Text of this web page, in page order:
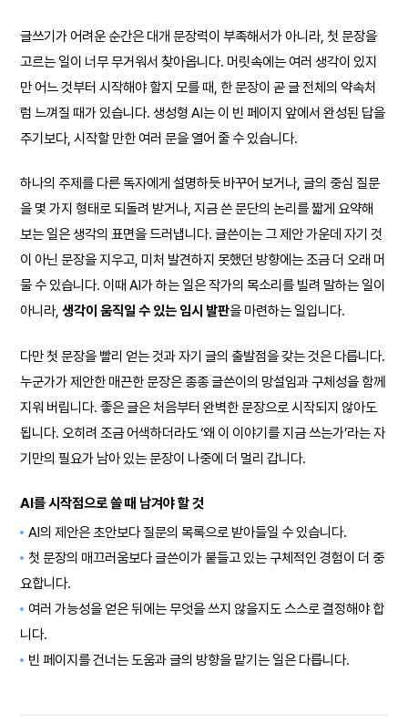
글쓰기가 어려운 순간은 대개 문장력이 부족해서가 아니라, 첫 문장을
고르는 일이 너무 무거워서 찾아옵니다. 머릿속에는 여러 생각이 있지
만 어느 것부터 시작해야 할지 모를 때, 한 문장이 곧 글 전체의 약속처
럼 느껴질 때가 있습니다. 생성형 AI는 이 빈 페이지 앞에서 완성된 답을
주기보다, 시작할 만한 여러 문을 열어 줄 수 있습니다.
하나의 주제를 다른 독자에게 설명하듯 바꾸어 보거나, 글의 중심 질문
을 몇 가지 형태로 되돌려 받거나, 지금 쓴 문단의 논리를 짧게 요약해
보는 일은 생각의 표면을 드러냅니다. 글쓴이는 그 제안 가운데 자기 것
이 아닌 문장을 지우고, 미처 발견하지 못했던 방향에는 조금 더 오래 머
물 수 있습니다. 이때 AI가 하는 일은 작가의 목소리를 빌려 말하는 일이
아니라,생각이 움직일 수 있는 임시 발판을 마련하는 일입니다.
다만 첫 문장을 빨리 얻는 것과 자기 글의 출발점을 갖는 것은 다릅니다.
누군가가 제안한 매끈한 문장은 종종 글쓴이의 망설임과 구체성을 함께
지워 버립니다. 좋은 글은 처음부터 완벽한 문장으로 시작되지 않아도
됩니다. 오히려 조금 어색하더라도 ‘왜 이 이야기를 지금 쓰는가’라는 자
기만의 필요가 남아 있는 문장이 나중에 더 멀리 갑니다.
AI를 시작점으로 쓸 때 남겨야 할 것
AI의 제안은 초안보다 질문의 목록으로 받아들일 수 있습니다.
첫 문장의 매끄러움보다 글쓴이가 붙들고 있는 구체적인 경험이 더 중
요합니다.
여러 가능성을 얻은 뒤에는 무엇을 쓰지 않을지도 스스로 결정해야 합
니다.
빈 페이지를 건너는 도움과 글의 방향을 맡기는 일은 다릅니다.